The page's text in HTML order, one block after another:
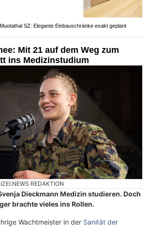
SZ: Elegante Einbauschränke exakt geplant
Mit 21 auf dem Weg zum
ins Medizinstudium
REDAKTION
Dieckmann Medizin studieren. Doch
brachte vieles ins Rollen.
Wachtmeister in der Sanität der